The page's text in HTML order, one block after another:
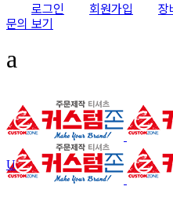
로그인 회원가입 장
문의 보기